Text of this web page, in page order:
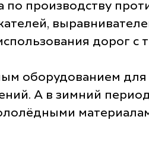
по производству
дорог
оборудованием
А в зимний